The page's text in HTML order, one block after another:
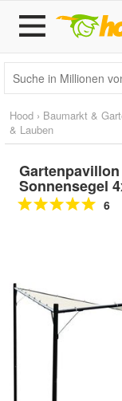
Hood › Baumarkt &
& Lauben
Sonnensegel
6